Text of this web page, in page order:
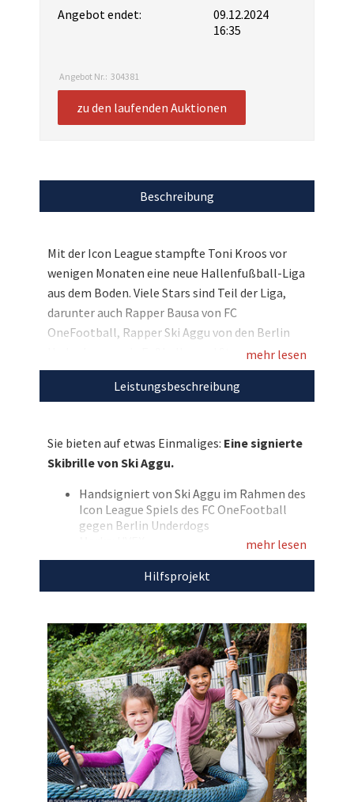
Angebot endet:
09.12.2024
16:35
Angebot Nr.: 304381
zu den laufenden Auktionen
Beschreibung
Mit der Icon League stampfte Toni Kroos vor
wenigen Monaten eine neue Hallenfußball-Liga
aus dem Boden. Viele Stars sind Teil der Liga,
darunter auch Rapper Bausa von FC
OneFootball, Rapper Ski Aggu von den Berlin
Underdogs sowie Fußballer und Streamer
Niklas-Wilson Sommer von DNA Athletics. Für
den guten Zweck haben sich alle drei
signiert von den Stars versteigern! Bieten Sie
hier auf die signierte Skibrille von Ski Aggu – das
Markenzeichen des Rappers!
Entdecken Sie bei uns auch
Weihnachtsgeschenkefür den guten Zweck!
mehr lesen
Leistungsbeschreibung
Sie bieten auf etwas Einmaliges: Eine signierte
Skibrille von Ski Aggu.
Handsigniert von Ski Aggu im Rahmen des
Icon League Spiels des FC OneFootball
gegen Berlin Underdogs
Rahmenfarbe: schwarz
Glasfarbe: orange
SOS-Kinderdorf.
mehr lesen
Hilfsprojekt